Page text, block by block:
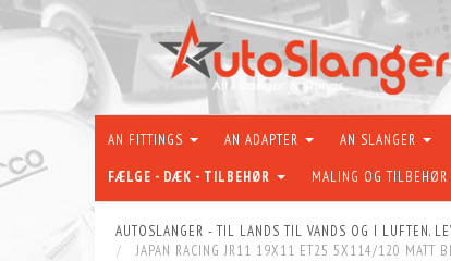
AN FITTINGS AN ADAPTER AN SLANGER
FÆLGE - DÆK - TILBEHØR MALING OG TILBEHØR
AUTOSLANGER - TIL LANDS TIL VANDS OG I LUFTEN.
JAPAN RACING JR11 19X11 ET25 5X114/120 MATT